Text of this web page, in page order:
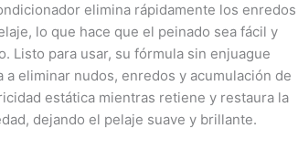
elimina rápidamente los enredos
lo que hace que el peinado sea fácil y
Listo para usar, su fórmula sin enjuague
a eliminar nudos, enredos y acumulación de
estática mientras retiene y restaura la
dejando el pelaje suave y brillante.